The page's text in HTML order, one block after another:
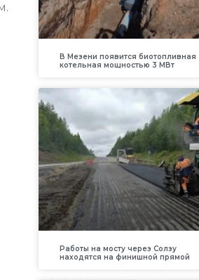
В Мезени появится биотопливная
котельная мощностью 3 МВт
Работы на мосту через Солзу
находятся на финишной прямой